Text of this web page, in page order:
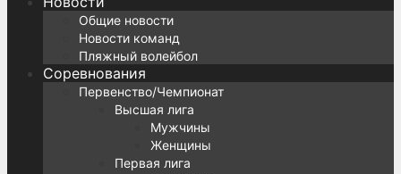
Общие новости
Новости команд
Пляжный волейбол
Соревнования
Первенство/Чемпионат
Высшая лига
Мужчины
Женщины
Первая лига